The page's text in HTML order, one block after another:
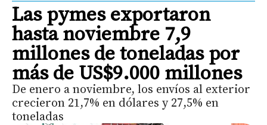
Las pymes exportaron
hasta noviembre 7,9
millones de toneladas por
más de US$9.000 millones
De enero a noviembre, los envíos al exterior
crecieron 21,7% en dólares y 27,5% en
toneladas